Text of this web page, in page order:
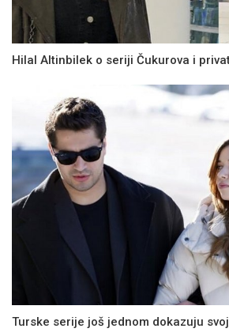
Hilal Altinbilek o seriji Čukurova i
Turske serije još jednom dokazuju